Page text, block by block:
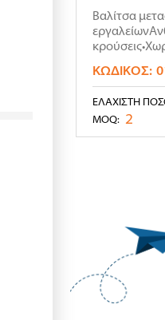
Βαλίτσα
ΚΩΔΙΚΌΣ:
ΕΛΆΧΙΣΤΗ
MOQ: 2